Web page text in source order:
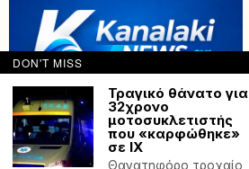
DON'T MISS
Τραγικό θάνατο για
32χρονο
μοτοσυκλετιστής
που «καρφώθηκε»
σε ΙΧ
Θανατηφόρο τροχαίο